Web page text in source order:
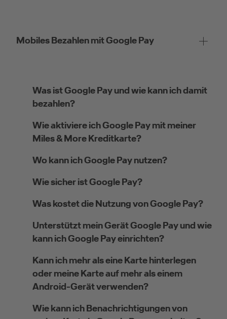
Mobiles Bezahlen mit Google Pay
Was ist Google Pay und wie kann ich damit
bezahlen?
Wie aktiviere ich Google Pay mit meiner
Miles & More Kreditkarte?
Wo kann ich Google Pay nutzen?
Wie sicher ist Google Pay?
Was kostet die Nutzung von Google Pay?
Unterstützt mein Gerät Google Pay und wie
kann ich Google Pay einrichten?
Kann ich mehr als eine Karte hinterlegen
oder meine Karte auf mehr als einem
Android-Gerät verwenden?
Wie kann ich Benachrichtigungen von